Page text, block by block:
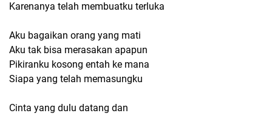
Karenanya telah membuatku terluka
Aku bagaikan orang yang mati
Aku tak bisa merasakan apapun
Pikiranku kosong entah ke mana
Siapa yang telah memasungku
Cinta yang dulu datang dan